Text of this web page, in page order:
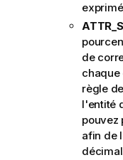
de
chaque
règle
l'entité
pouvez
afin de